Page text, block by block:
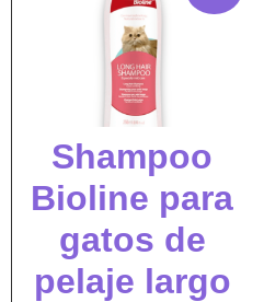
Shampoo
Bioline para
gatos de
pelaje largo